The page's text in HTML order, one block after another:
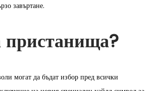
завъртане.
пристанища?
могат да бъдат избор пред всички